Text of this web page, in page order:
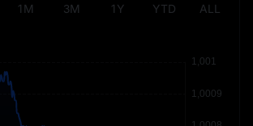
1M 3M 1Y YTD ALL